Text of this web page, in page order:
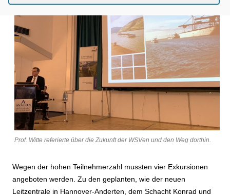
Prof. Witte referierte über die Zukunft der WSVen und den Weg dorthin.
Wegen der hohen Teilnehmerzahl mussten vier Exkursionen
angeboten werden. Zu den geplanten, wie der neuen
Leitzentrale in Hannover-Anderten, dem Schacht Konrad und